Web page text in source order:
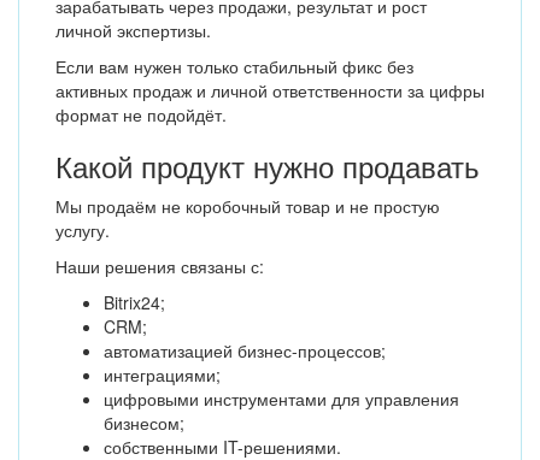
зарабатывать через продажи, результат и рост
личной экспертизы.
Если вам нужен только стабильный фикс без
активных продаж и личной ответственности за цифры
формат не подойдёт.
Какой продукт нужно продавать
Мы продаём не коробочный товар и не простую
услугу.
Наши решения связаны с:
Bitrix24;
CRM;
автоматизацией бизнес-процессов;
интеграциями;
цифровыми инструментами для управления
бизнесом;
собственными IT-решениями.